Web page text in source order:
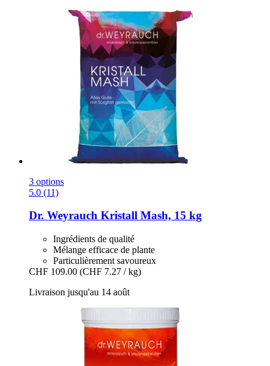
3 options
5.0 (11)
Dr. Weyrauch Kristall Mash, 15 kg
Ingrédients de qualité
Mélange efficace de plante
Particulièrement savoureux
CHF 109.00 (CHF 7.27 / kg)
Livraison jusqu'au 14 août